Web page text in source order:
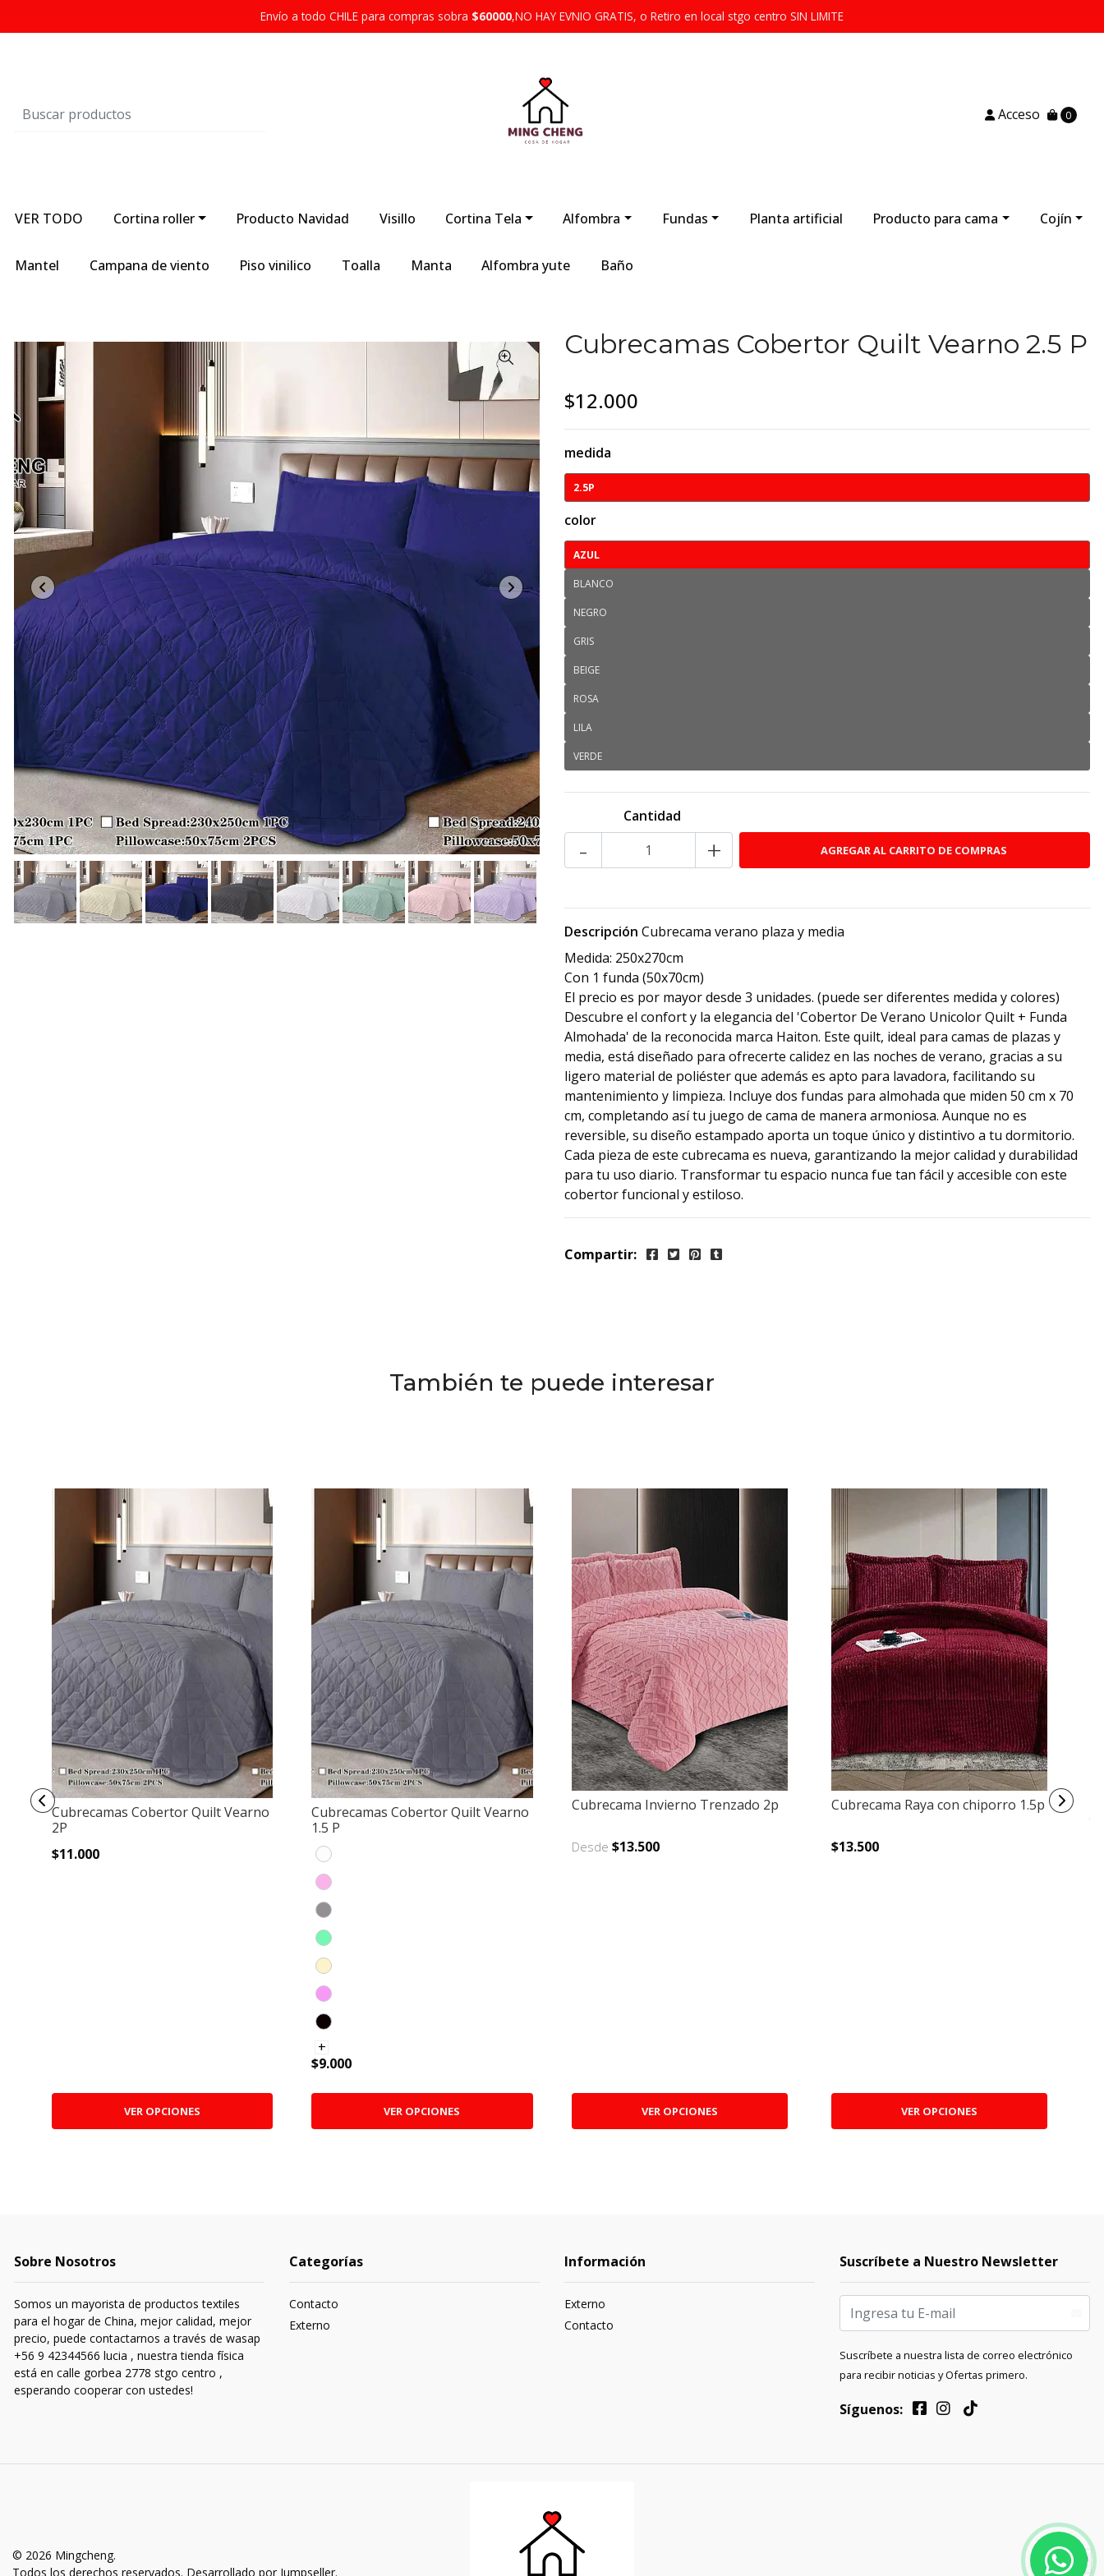
Envío a todo CHILE para compras sobra $60000,NO HAY EVNIO GRATIS, o Retiro en local stgo centro SIN LIMITE
Acceso 0
VER TODO Cortina roller Producto Navidad Visillo Cortina Tela Alfombra Fundas Planta artificial Producto para cama Cojín
Mantel Campana de viento Piso vinilico Toalla Manta Alfombra yute Baño
Cubrecamas Cobertor Quilt Vearno 2.5 P
$12.000
medida
2.5P
color
AZUL
BLANCO
NEGRO
GRIS
BEIGE
ROSA
LILA
VERDE
Cantidad
- +
Descripción Cubrecama verano plaza y media
Medida: 250x270cm
Con 1 funda (50x70cm)
El precio es por mayor desde 3 unidades. (puede ser diferentes medida y colores)
Descubre el confort y la elegancia del 'Cobertor De Verano Unicolor Quilt + Funda
Almohada' de la reconocida marca Haiton. Este quilt, ideal para camas de plazas y
media, está diseñado para ofrecerte calidez en las noches de verano, gracias a su
ligero material de poliéster que además es apto para lavadora, facilitando su
mantenimiento y limpieza. Incluye dos fundas para almohada que miden 50 cm x 70
cm, completando así tu juego de cama de manera armoniosa. Aunque no es
reversible, su diseño estampado aporta un toque único y distintivo a tu dormitorio.
Cada pieza de este cubrecama es nueva, garantizando la mejor calidad y durabilidad
para tu uso diario. Transformar tu espacio nunca fue tan fácil y accesible con este
cobertor funcional y estiloso.
Compartir:
También te puede interesar
Cubrecamas Cobertor Quilt Vearno
2P
$11.000
VER OPCIONES
Cubrecamas Cobertor Quilt Vearno
1.5 P
+
$9.000
VER OPCIONES
Cubrecama Invierno Trenzado 2p
Desde $13.500
VER OPCIONES
Cubrecama Raya con chiporro 1.5p
$13.500
VER OPCIONES
Sobre Nosotros
Somos un mayorista de productos textiles
para el hogar de China, mejor calidad, mejor
precio, puede contactarnos a través de wasap
+56 9 42344566 lucia , nuestra tienda física
está en calle gorbea 2778 stgo centro ,
esperando cooperar con ustedes!
Categorías
Contacto
Externo
Información
Externo
Contacto
Suscríbete a Nuestro Newsletter
Suscríbete a nuestra lista de correo electrónico
para recibir noticias y Ofertas primero.
Síguenos:
© 2026 Mingcheng.
Todos los derechos reservados. Desarrollado por Jumpseller.